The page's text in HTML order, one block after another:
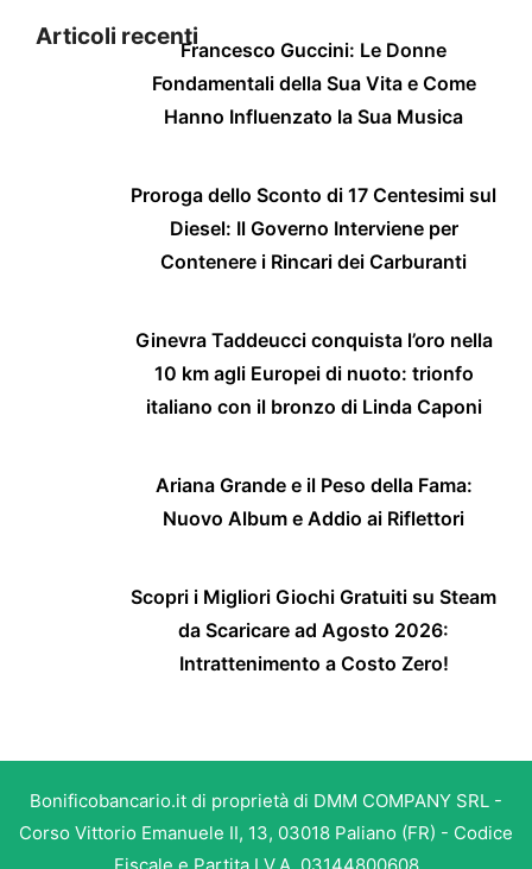
Articoli recentiFrancesco Guccini: Le Donne
Fondamentali della Sua Vita e Come
Hanno Influenzato la Sua Musica
Proroga dello Sconto di 17 Centesimi sul
Diesel: Il Governo Interviene per
Contenere i Rincari dei Carburanti
Ginevra Taddeucci conquista l’oro nella
10 km agli Europei di nuoto: trionfo
italiano con il bronzo di Linda Caponi
Ariana Grande e il Peso della Fama:
Nuovo Album e Addio ai Riflettori
Scopri i Migliori Giochi Gratuiti su Steam
da Scaricare ad Agosto 2026:
Intrattenimento a Costo Zero!
Bonificobancario.it di proprietà di DMM COMPANY SRL -
Corso Vittorio Emanuele II, 13, 03018 Paliano (FR) - Codice